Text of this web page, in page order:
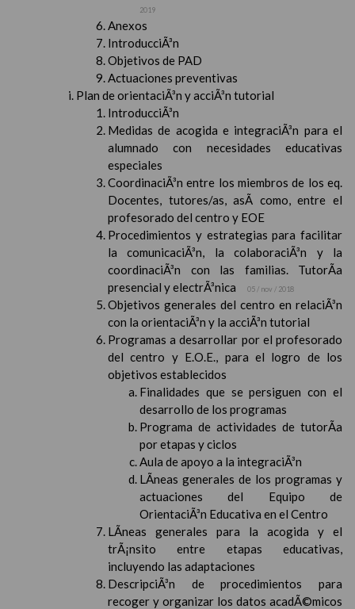
2019
Anexos
IntroducciÃ³n
Objetivos de PAD
Actuaciones preventivas
Plan de orientaciÃ³n y acciÃ³n tutorial
IntroducciÃ³n
Medidas de acogida e integraciÃ³n para el
alumnado con necesidades educativas
especiales
CoordinaciÃ³n entre los miembros de los eq.
Docentes, tutores/as, asÃ­ como, entre el
profesorado del centro y EOE
Procedimientos y estrategias para facilitar
la comunicaciÃ³n, la colaboraciÃ³n y la
coordinaciÃ³n con las familias. TutorÃ­a
presencial y electrÃ³nica
05 / nov / 2018
Objetivos generales del centro en relaciÃ³n
con la orientaciÃ³n y la acciÃ³n tutorial
Programas a desarrollar por el profesorado
del centro y E.O.E., para el logro de los
objetivos establecidos
Finalidades que se persiguen con el
desarrollo de los programas
Programa de actividades de tutorÃ­a
por etapas y ciclos
Aula de apoyo a la integraciÃ³n
LÃ­neas generales de los programas y
actuaciones del Equipo de
OrientaciÃ³n Educativa en el Centro
LÃ­neas generales para la acogida y el
trÃ¡nsito entre etapas educativas,
incluyendo las adaptaciones
DescripciÃ³n de procedimientos para
recoger y organizar los datos acadÃ©micos